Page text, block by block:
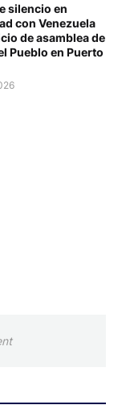
silencio en
con Venezuela
de asamblea de
Pueblo en Puerto